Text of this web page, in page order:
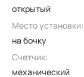
открытый
Место установки:
на бочку
Счетчик:
механический